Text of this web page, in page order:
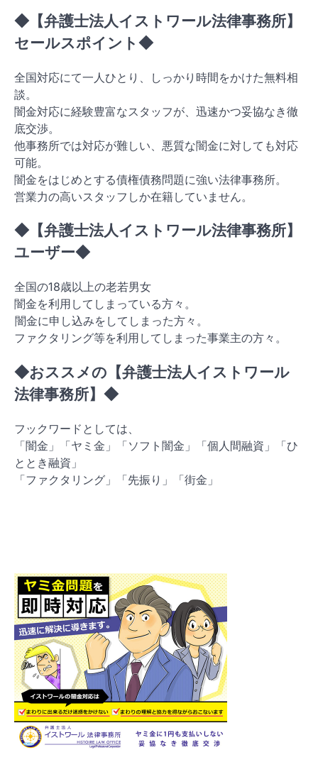
◆【弁護士法人イストワール法律事務所】
セールスポイント◆
全国対応にて一人ひとり、しっかり時間をかけた無料相
談。
闇金対応に経験豊富なスタッフが、迅速かつ妥協なき徹
底交渉。
他事務所では対応が難しい、悪質な闇金に対しても対応
可能。
闇金をはじめとする債権債務問題に強い法律事務所。
営業力の高いスタッフしか在籍していません。
◆【弁護士法人イストワール法律事務所】
ユーザー◆
全国の18歳以上の老若男女
闇金を利用してしまっている方々。
闇金に申し込みをしてしまった方々。
ファクタリング等を利用してしまった事業主の方々。
◆おススメの【弁護士法人イストワール
法律事務所】◆
フックワードとしては、
「闇金」「ヤミ金」「ソフト闇金」「個人間融資」「ひ
ととき融資」
「ファクタリング」「先振り」「街金」